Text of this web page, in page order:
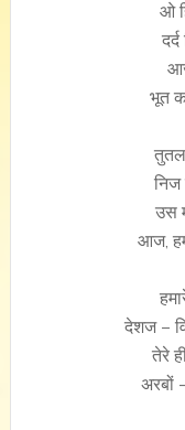
ओ
भूत
निज
उस
आज,
देशज –
तेरे
अरबों